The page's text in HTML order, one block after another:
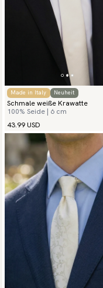
Made in Italy Neuheit
Schmale weiße Krawatte
100% Seide | 6 cm
43.99 USD